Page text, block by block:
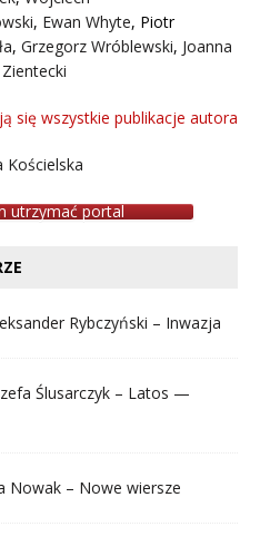
, Ewan Whyte, Piotr
, Grzegorz Wróblewski, Joanna
się wszystkie publikacje autora
Kościelska
utrzymać portal
Rybczyński – Inwazja
Ślusarczyk – Latos —
Nowak – Nowe wiersze